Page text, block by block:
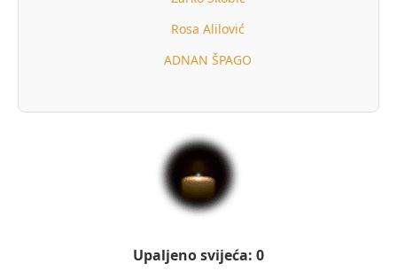
Rosa Alilović
ADNAN ŠPAGO
Upaljeno svijeća: 0